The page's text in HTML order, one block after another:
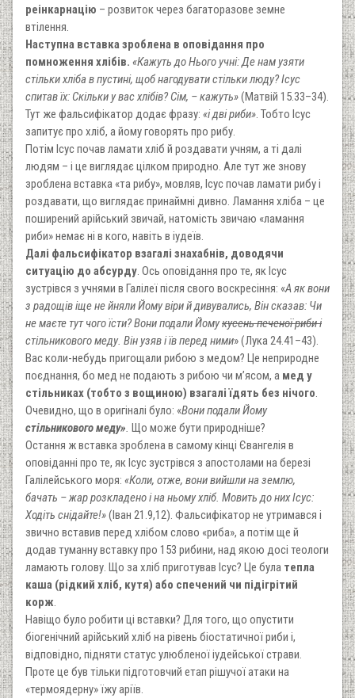
реінкарнацію – розвиток через багаторазове земне
втілення.
Наступна вставка зроблена в оповідання про
помноження хлібів. «Кажуть до Нього учні: Де нам узяти
стільки хліба в пустині, щоб нагодувати стільки люду? Ісус
спитав їх: Скільки у вас хлібів? Сім, – кажуть»(Матвій 15.33–34).
Тут же фальсифікатор додає фразу: «і дві риби». Тобто Ісус
запитує про хліб, а йому говорять про рибу.
Потім Ісус почав ламати хліб й роздавати учням, а ті далі
людям – і це виглядає цілком природно. Але тут же знову
зроблена вставка «та рибу», мовляв, Ісус почав ламати рибу і
роздавати, що виглядає принаймні дивно. Ламання хліба – це
поширений арійський звичай, натомість звичаю «ламання
риби» немає ні в кого, навіть в іудеїв.
Далі фальсифікатор взагалі знахабнів, доводячи
ситуацію до абсурду. Ось оповідання про те, як Ісус
зустрівся з учнями в Галілеї після свого воскресіння: «А як вони
з радощів іще не йняли Йому віри й дивувались, Він сказав: Чи
не маєте тут чого їсти? Вони подали Йомукусень печеної риби і
стільникового меду. Він узяв і їв перед ними» (Лука 24.41–43).
Вас коли-небудь приго­ща­ли рибою з медом? Це непри­родне
поєднання, бо мед не подають з рибою чи м’ясом, а мед у
стільниках (тобто з вощиною) взагалі їдять без нічого.
Очевидно, що в оригіналі було: «Вони подали Йому
стільникового меду». Що може бути природніше?
Остання ж вставка зроблена в самому кінці Євангелія в
оповіданні про те, як Ісус зустрівся з апостолами на березі
Галілейського моря: «Коли, отже, вони вийшли на землю,
бачать – жар розкладено і на ньому хліб. Мовить до них Ісус:
Ходіть снідайте!»(Іван 21.9,12). Фальсифікатор не утримався і
звично вставив перед хлібом слово «риба», а потім ще й
додав туманну вставку про 153 рибини, над якою досі теологи
ламають голову. Що за хліб приготував Ісус? Це була тепла
каша (рідкий хліб, кутя) або спечений чи підігрітий
корж.
Навіщо було робити ці вставки? Для того, що опустити
біогенічний арійський хліб на рівень біостатичної риби і,
відповідно, підняти статус улюбленої іудейської страви.
Проте це був тільки підготовчий етап рішучої атаки на
«термоядерну» їжу аріїв.